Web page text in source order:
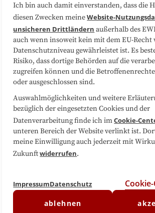
Folgen Sie uns
Ich bin auch damit einverstanden, dass die
diesen Zwecken meineWebsite-
unsicheren Drittländern außerhalb des
auch wenn insoweit kein mit dem EU-Recht
Datenschutzniveau gewährleistet ist. Es
Risiko, dass dortige Behörden auf die
zugreifen können und die
oder ausgeschlossen sind.
Auswahlmöglichkeiten und weitere
bezüglich der eingesetzten Cookies und der
Datenverarbeitung finde ich imCookie-
unteren Bereich der Website verlinkt ist.
meine Einwilligung auch jederzeit mit
Zukunftwiderrufen.
ImpressumDatenschutz
ablehnen